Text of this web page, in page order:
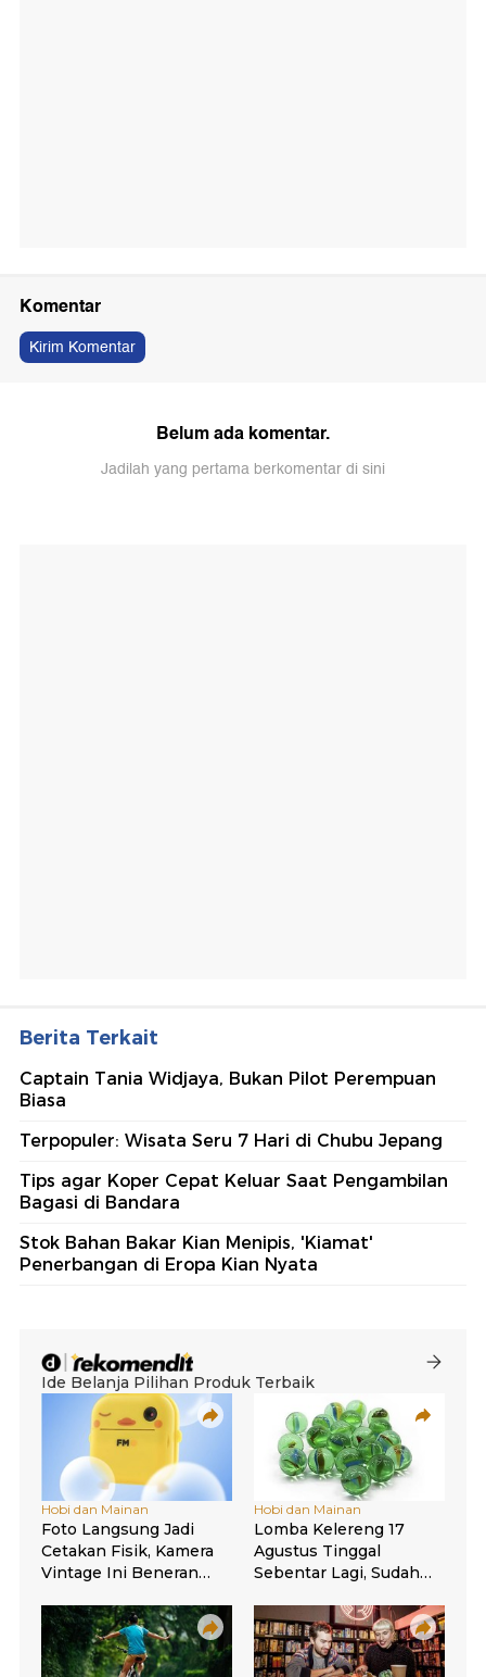
Komentar
Kirim Komentar
Belum ada komentar.
Jadilah yang pertama berkomentar di sini
Berita Terkait
Captain Tania Widjaya, Bukan Pilot Perempuan
Biasa
Terpopuler: Wisata Seru 7 Hari di Chubu Jepang
Tips agar Koper Cepat Keluar Saat Pengambilan
Bagasi di Bandara
Stok Bahan Bakar Kian Menipis, 'Kiamat'
Penerbangan di Eropa Kian Nyata